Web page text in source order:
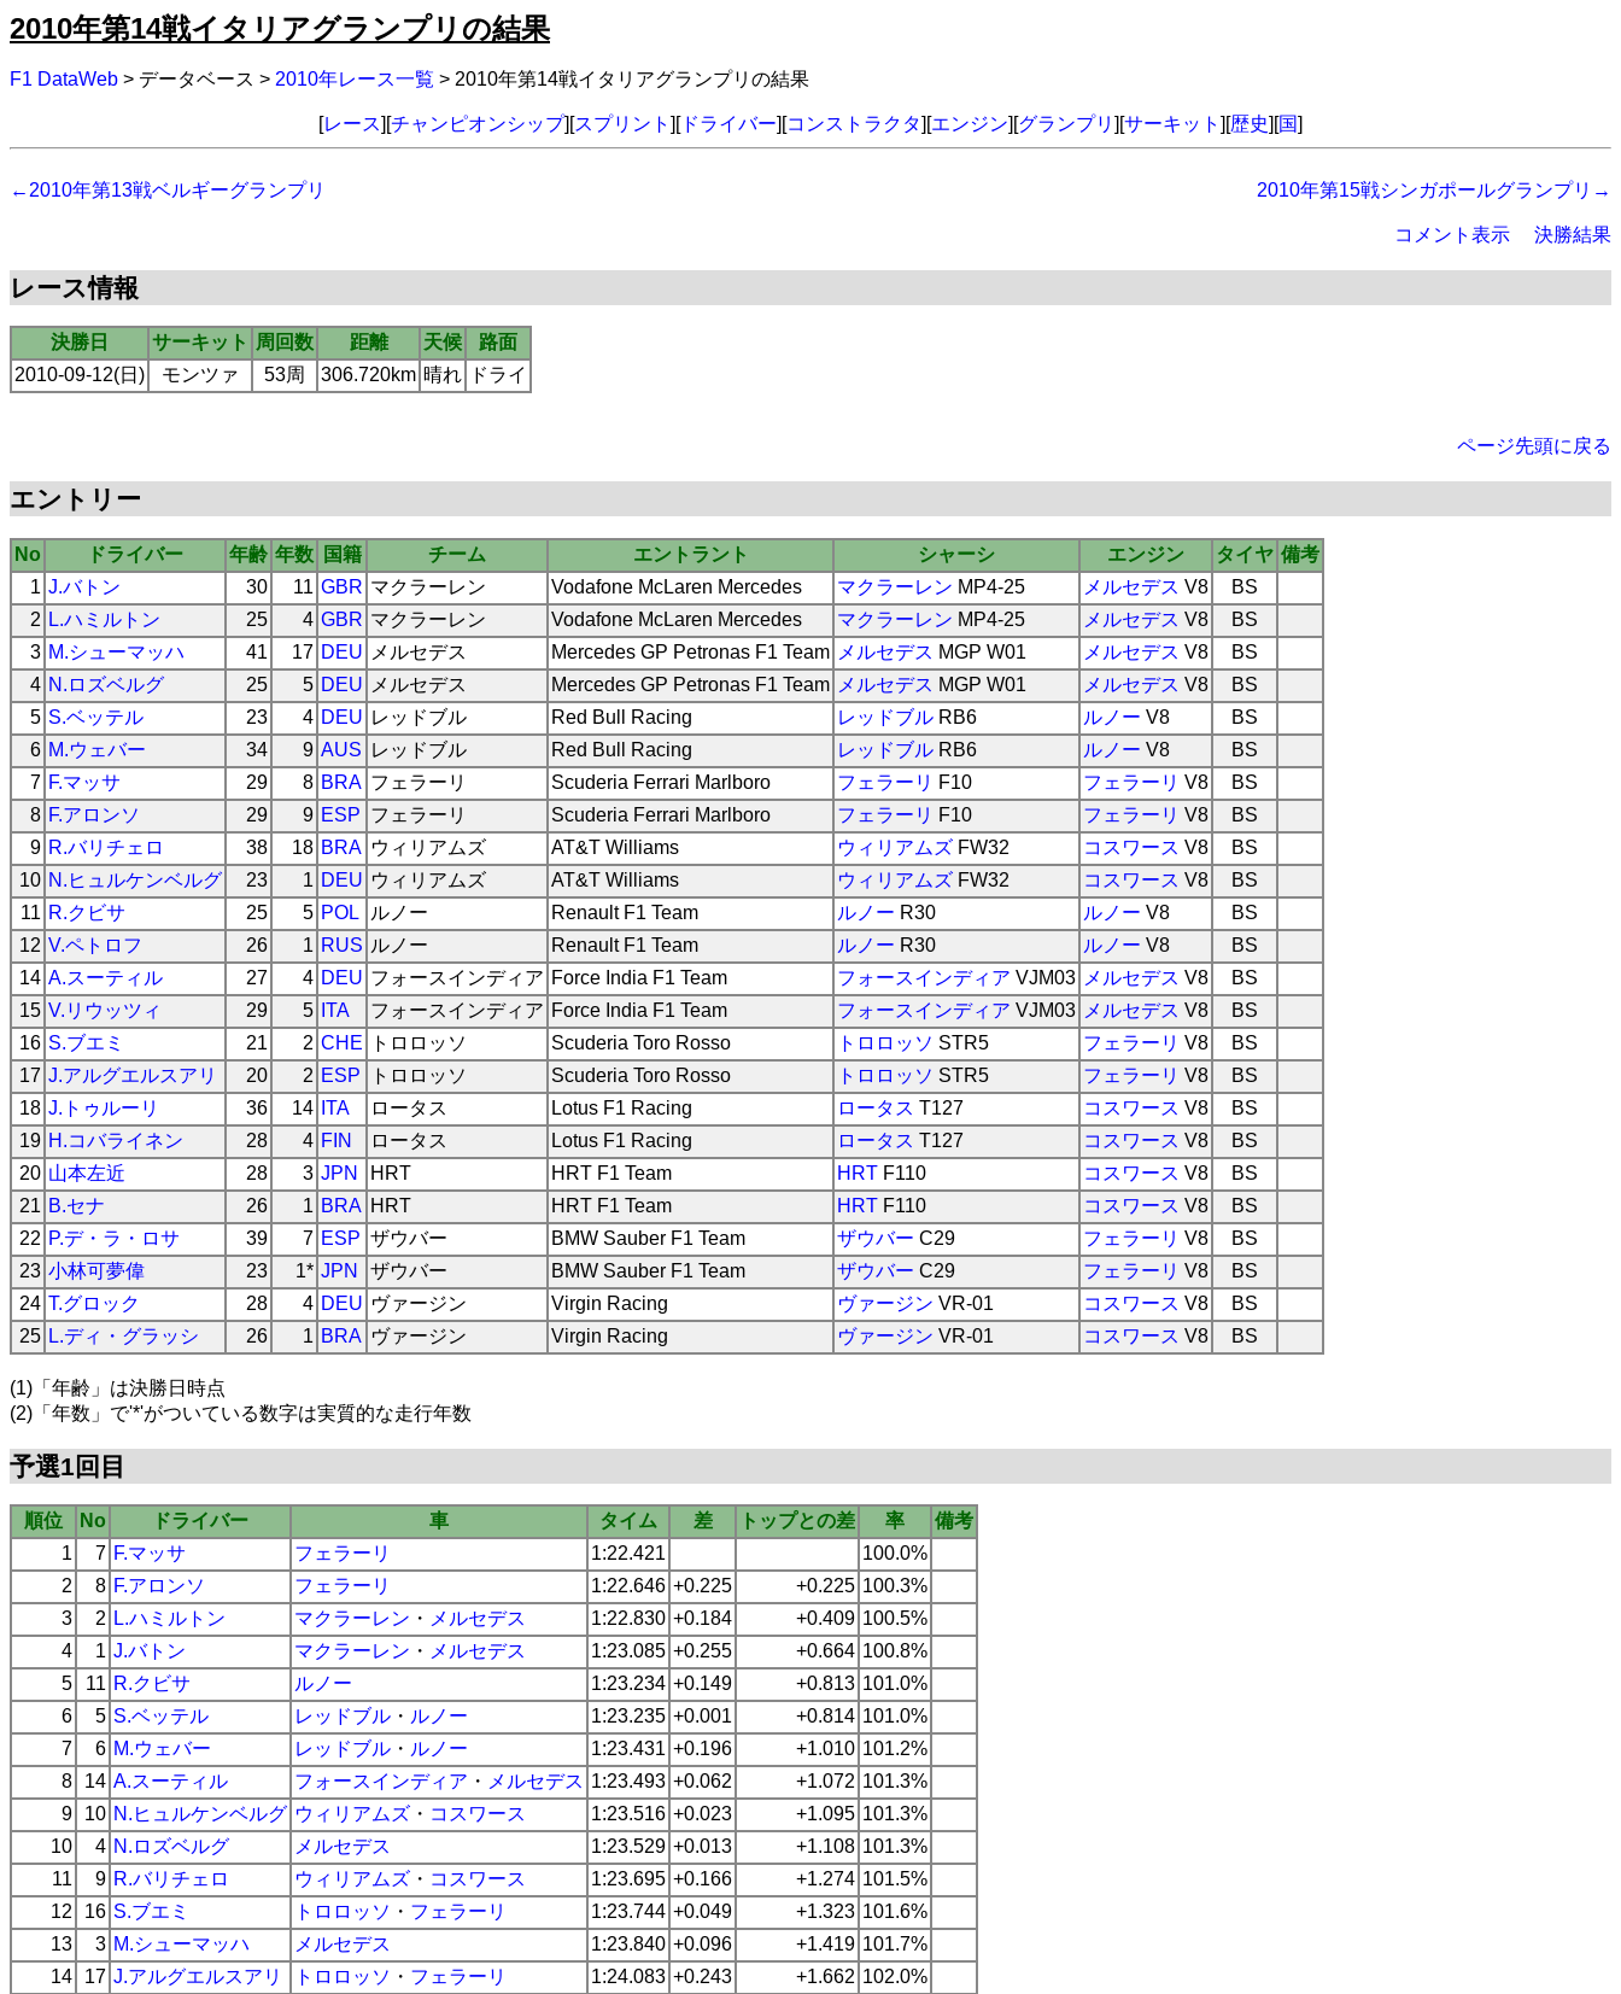
2010年第14戦イタリアグランプリの結果
F1 DataWeb > データベース > 2010年レース一覧 > 2010年第14戦イタリアグランプリの結果
[レース][チャンピオンシップ][スプリント ][ドライバー][コンストラクタ][エンジン][グランプリ ][サーキット ][歴史][国]
←2010年第13戦ベルギーグランプリ 2010年第15戦シンガポールグランプリ→
コメント表示 決勝結果
レース情報
決勝日 サーキット 周回数 距離 天候
路面
2010-09-12(日)
モンツァ 53周 306.720km 晴れ ドライ
ページ先頭に戻る
エントリー
No ドライバー 年齢 年数 国籍 チーム エントラント シャーシ エンジン タイヤ 備考
1 J.バトン 30 11 GBR マクラーレン Vodafone McLaren Mercedes マクラーレン MP4-25 メルセデス V8
BS
2 L.ハミルトン 25 4 GBR マクラーレン Vodafone McLaren Mercedes マクラーレン MP4-25 メルセデス V8
BS
3 M.シューマッハ 41 17 DEU メルセデス Mercedes GP Petronas F1 Team メルセデス MGP W01 メルセデス V8
BS
4 N.ロズベルグ 25 5 DEU メルセデス Mercedes GP Petronas F1 Team メルセデス MGP W01 メルセデス V8
BS
5 S.ベッテル 23 4 DEU レッドブル Red Bull Racing レッドブル RB6 ルノー V8
BS
6 M.ウェバー 34 9 AUS レッドブル Red Bull Racing レッドブル RB6 ルノー V8
BS
7 F.マッサ 29 8 BRA フェラーリ Scuderia Ferrari Marlboro フェラーリ F10 フェラーリ V8
BS
8 F.アロンソ 29 9 ESP フェラーリ Scuderia Ferrari Marlboro フェラーリ F10 フェラーリ V8
BS
9 R.バリチェロ 38 18 BRA ウィリアムズ AT&T Williams ウィリアムズ FW32 コスワース V8
BS
10 N.ヒュルケンベルグ 23 1 DEU ウィリアムズ AT&T Williams ウィリアムズ FW32 コスワース V8
BS
11 R.クビサ 25 5 POL ルノー Renault F1 Team ルノー R30 ルノー V8
BS
12 V.ペトロフ 26 1 RUS ルノー Renault F1 Team ルノー R30 ルノー V8
BS
14 A.スーティル 27 4 DEU フォースインディア Force India F1 Team フォースインディア VJM03 メルセデス V8
BS
15 V.リウッツィ 29 5 ITA フォースインディア Force India F1 Team フォースインディア VJM03 メルセデス V8
BS
16 S.ブエミ 21 2 CHE トロロッソ Scuderia Toro Rosso トロロッソ STR5 フェラーリ V8
BS
17 J.アルグエルスアリ 20 2 ESP トロロッソ Scuderia Toro Rosso トロロッソ STR5 フェラーリ V8
BS
18 J.トゥルーリ 36 14 ITA ロータス Lotus F1 Racing ロータス T127 コスワース V8
BS
19 H.コバライネン 28 4 FIN ロータス Lotus F1 Racing ロータス T127 コスワース V8
BS
20 山本左近 28 3 JPN HRT HRT F1 Team HRT F110 コスワース V8
BS
21 B.セナ 26 1 BRA HRT HRT F1 Team HRT F110 コスワース V8
BS
22 P.デ・ラ・ロサ 39 7 ESP ザウバー BMW Sauber F1 Team ザウバー C29 フェラーリ V8
BS
23 小林可夢偉 23 1* JPN ザウバー BMW Sauber F1 Team ザウバー C29 フェラーリ V8
BS
24 T.グロック 28 4 DEU ヴァージン Virgin Racing ヴァージン VR-01 コスワース V8
BS
25 L.ディ・グラッシ 26 1 BRA ヴァージン Virgin Racing ヴァージン VR-01 コスワース V8 BS
(1)「年齢」は決勝日時点
(2)「年数」で'*'がついている数字は実質的な走行年数
予選1回目
順位 No ドライバー 車 タイム 差 トップとの差 率
備考
1
7 F.マッサ フェラーリ 1:22.421
100.0%
2
8 F.アロンソ フェラーリ 1:22.646 +0.225 +0.225 100.3%
3
2 L.ハミルトン マクラーレン ・ メルセデス 1:22.830 +0.184 +0.409 100.5%
4
1 J.バトン マクラーレン ・ メルセデス 1:23.085 +0.255 +0.664 100.8%
5
11 R.クビサ ルノー 1:23.234 +0.149 +0.813 101.0%
6
5 S.ベッテル レッドブル ・ ルノー 1:23.235 +0.001 +0.814 101.0%
7
6 M.ウェバー レッドブル ・ ルノー 1:23.431 +0.196 +1.010 101.2%
8
14 A.スーティル フォースインディア ・ メルセデス 1:23.493 +0.062 +1.072 101.3%
9
10 N.ヒュルケンベルグ ウィリアムズ ・ コスワース 1:23.516 +0.023 +1.095 101.3%
10
4 N.ロズベルグ メルセデス 1:23.529 +0.013 +1.108 101.3%
11
9 R.バリチェロ ウィリアムズ ・ コスワース 1:23.695 +0.166 +1.274 101.5%
12
16 S.ブエミ トロロッソ ・ フェラーリ 1:23.744 +0.049 +1.323 101.6%
13
3 M.シューマッハ メルセデス 1:23.840 +0.096 +1.419 101.7%
14
17 J.アルグエルスアリ トロロッソ ・ フェラーリ 1:24.083 +0.243 +1.662 102.0%